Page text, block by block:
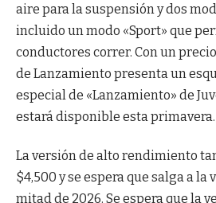
aire para la suspensión y dos
incluido un modo «Sport» que
conductores correr. Con un
de Lanzamiento presenta un
especial de «Lanzamiento» de
estará disponible esta primavera.
La versión de alto rendimiento
$4,500 y se espera que salga a la
mitad de 2026. Se espera que la